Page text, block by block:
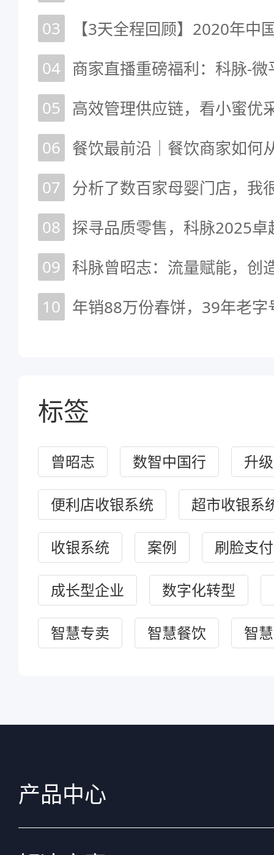
03
04 商家直播重磅福利：科脉-微
05
06
07
08
09
10
标签
曾昭志 数智中国行 升
便利店收银系统 超市收银系
收银系统 案例 刷脸支付
成长型企业 数字化转型
智慧专卖 智慧餐饮 智
产品中心